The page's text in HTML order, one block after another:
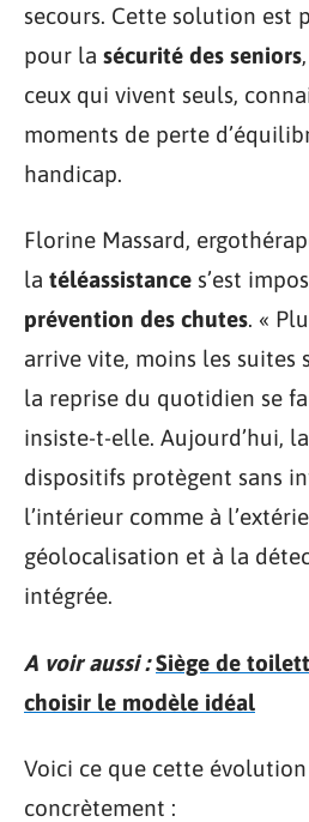
secours. Cette solution est
pour la sécurité des seniors
ceux qui vivent seuls,
moments de perte
handicap.
Florine Massard,
la téléassistance s’est
prévention des chutes. «
arrive vite, moins les suites
la reprise du quotidien se
insiste-t-elle. Aujourd’hui,
dispositifs protègent sans
l’intérieur comme à
géolocalisation et à la
intégrée.
A voir aussi : Siège de
choisir le modèle idéal
Voici ce que cette
concrètement :